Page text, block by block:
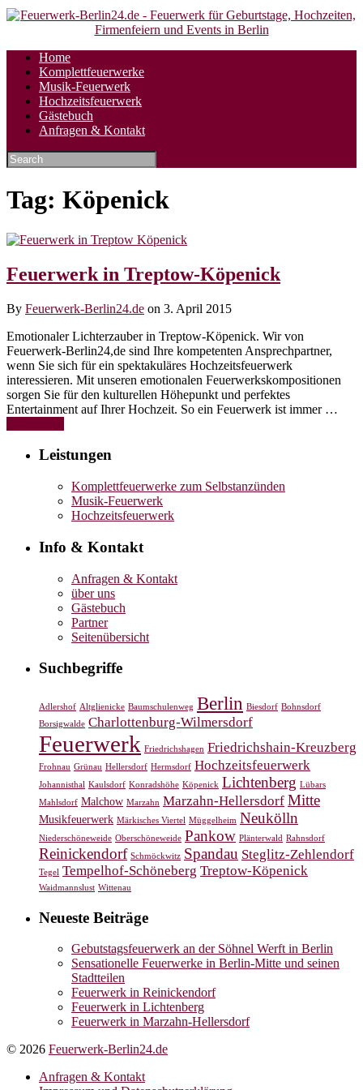
Skip
content
Home
Komplettfeuerwerke
Musik-Feuerwerk
Hochzeitsfeuerwerk
Gästebuch
Anfragen & Kontakt
Tag: Köpenick
Feuerwerk in Treptow-Köpenick
By Feuerwerk-Berlin24.de on 3. April 2015
Emotionaler Lichterzauber in Treptow-Köpenick. Wir von
Feuerwerk-Berlin24,de sind Ihre kompetenten Ansprechpartner,
wenn Sie sich für ein spektakuläres Hochzeitsfeuerwerk
interessieren. Mit unseren emotionalen Feuerwerkskompositionen
sorgen Sie für den kulturellen Höhepunkt und perfektes
Entertainment auf Ihrer Hochzeit. So ein Feuerwerk ist immer …
Leistungen
Komplettfeuerwerke zum Selbstanzünden
Musik-Feuerwerk
Hochzeitsfeuerwerk
Info & Kontakt
Anfragen & Kontakt
über uns
Gästebuch
Partner
Seitenübersicht
Suchbegriffe
Adlershof Altglienicke Baumschulenweg Berlin Biesdorf Bohnsdorf
Borsigwalde Charlottenburg-Wilmersdorf
Feuerwerk Friedrichshagen Friedrichshain-Kreuzberg
Frohnau Grünau Hellersdorf Hermsdorf Hochzeitsfeuerwerk
Johannisthal Kaulsdorf Konradshöhe Köpenick Lichtenberg Lübars
Mahlsdorf Malchow Marzahn Marzahn-Hellersdorf Mitte
Musikfeuerwerk Märkisches Viertel Müggelheim Neukölln
Niederschöneweide Oberschöneweide Pankow Plänterwald Rahnsdorf
Reinickendorf Schmöckwitz Spandau Steglitz-Zehlendorf
Tegel Tempelhof-Schöneberg Treptow-Köpenick
Waidmannslust Wittenau
Neueste Beiträge
Gebutstagsfeuerwerk an der Söhnel Werft in Berlin
Sensationelle Feuerwerke in Berlin-Mitte und seinen
Stadtteilen
Feuerwerk in Reinickendorf
Feuerwerk in Lichtenberg
Feuerwerk in Marzahn-Hellersdorf
© 2026 Feuerwerk-Berlin24.de
Anfragen & Kontakt